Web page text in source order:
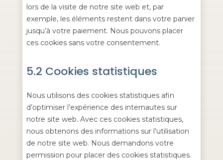
lors de la visite de notre site web et, par
exemple, les éléments restent dans votre panier
jusqu’à votre paiement. Nous pouvons placer
ces cookies sans votre consentement.
5.2 Cookies statistiques
Nous utilisons des cookies statistiques afin
d’optimiser l’expérience des internautes sur
notre site web. Avec ces cookies statistiques,
nous obtenons des informations sur l’utilisation
de notre site web. Nous demandons votre
permission pour placer des cookies statistiques.